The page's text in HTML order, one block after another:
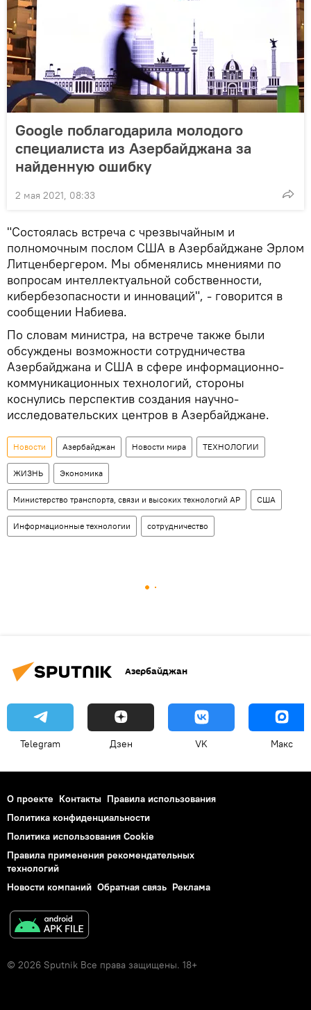
Google поблагодарила молодого
специалиста из Азербайджана за
найденную ошибку
2 мая 2021, 08:33
"Состоялась встреча с чрезвычайным и
полномочным послом США в Азербайджане Эрлом
Литценбергером. Мы обменялись мнениями по
вопросам интеллектуальной собственности,
кибербезопасности и инноваций", - говорится в
сообщении Набиева.
По словам министра, на встрече также были
обсуждены возможности сотрудничества
Азербайджана и США в сфере информационно-
коммуникационных технологий, стороны
коснулись перспектив создания научно-
исследовательских центров в Азербайджане.
Новости Азербайджан Новости мира ТЕХНОЛОГИИ
ЖИЗНЬ Экономика
Министерство транспорта, связи и высоких технологий АР США
Информационные технологии сотрудничество
Азербайджан
Telegram Дзен VK Макс
О проекте Контакты Правила использования
Политика конфиденциальности
Политика использования Cookie
Правила применения рекомендательных
технологий
Новости компаний Обратная связь Реклама
© 2026 Sputnik Все права защищены. 18+